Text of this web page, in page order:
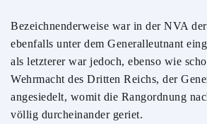
Bezeichnenderweise war in der NVA
ebenfalls unter dem Generalleutnant
als letzterer war jedoch, ebenso wie
Wehrmacht des Dritten Reichs, der
angesiedelt, womit die Rangordnung
völlig durcheinander geriet.